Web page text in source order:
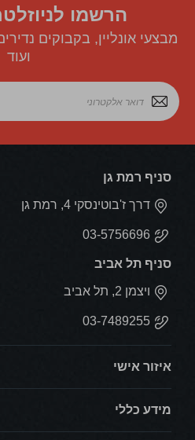
הרשמו
מבצעי אונליין, בקבוקים
ועוד
סניף רמת גן
דרך ז'בוטינסקי 4, רמת גן
03-5756696
סניף תל אביב
ויצמן 2, תל אביב
03-7489255
איזור אישי
מידע כללי